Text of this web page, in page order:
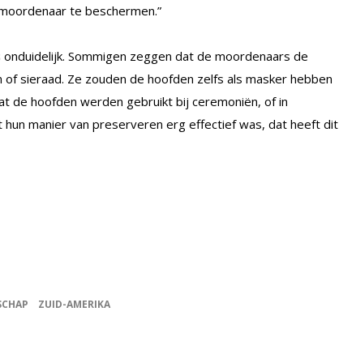
te beschermen.”
Sommigen zeggen dat de moordenaars de
sieraad. Ze zouden de hoofden zelfs als masker hebben
de hoofden werden gebruikt bij ceremoniën, of in
manier van preserveren erg effectief was, dat heeft dit
ZUID-AMERIKA